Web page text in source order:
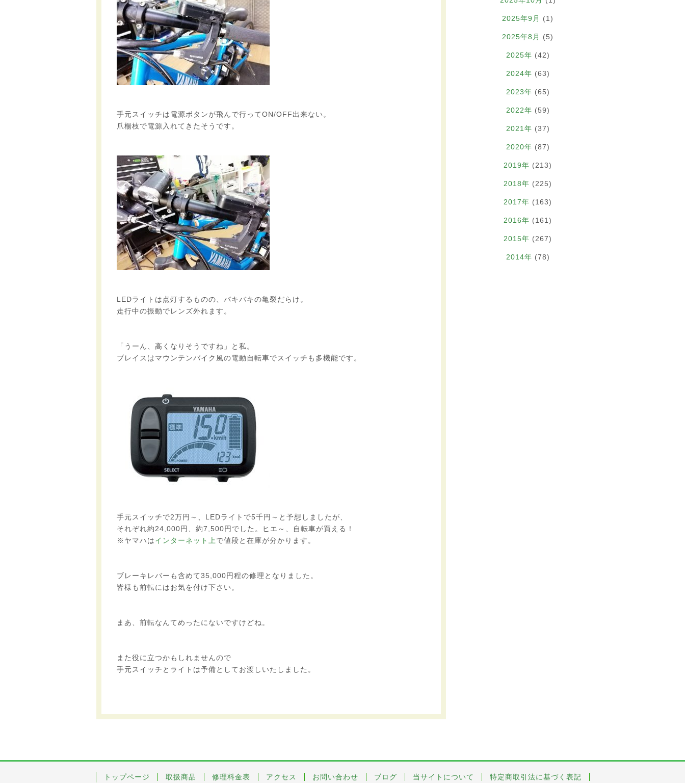
手元スイッチは電源ボタンが飛んで行ってON/OFF出来ない。
爪楊枝で電源入れてきたそうです。
LEDライトは点灯するものの、バキバキの亀裂だらけ。
走行中の振動でレンズ外れます。
「うーん、高くなりそうですね」と私。
ブレイスはマウンテンバイク風の電動自転車でスイッチも多機能です。
手元スイッチで2万円～、LEDライトで5千円～と予想しましたが、
それぞれ約24,000円、約7,500円でした。ヒエ～、自転車が買える！
※ヤマハはインターネット上 で値段と在庫が分かります。
ブレーキレバーも含めて35,000円程の修理となりました。
皆様も前転にはお気を付け下さい。
まあ、前転なんてめったにないですけどね。
また役に立つかもしれませんので
手元スイッチとライトは予備としてお渡しいたしました。
2025年9月 (1)
2025年8月 (5)
2025年 (42)
2024年 (63)
2023年 (65)
2022年 (59)
2021年 (37)
2020年 (87)
2019年 (213)
2018年 (225)
2017年 (163)
2016年 (161)
2015年 (267)
2014年 (78)
トップページ 取扱商品 修理料金表 アクセス お問い合わせ ブログ 当サイトについて 特定商取引法に基づく表記